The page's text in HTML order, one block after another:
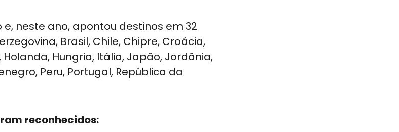
e, neste ano, apontou destinos em 32
Brasil, Chile, Chipre, Croácia,
Holanda, Hungria, Itália, Japão, Jordânia,
Peru, Portugal, República da
reconhecidos: